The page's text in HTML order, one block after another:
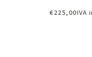
€225,00IVA